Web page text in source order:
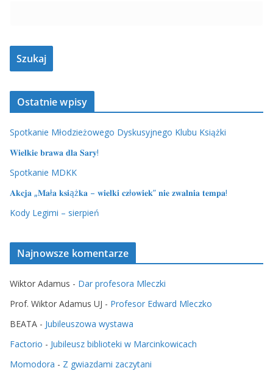
Ostatnie wpisy
Spotkanie Młodzieżowego Dyskusyjnego Klubu Książki
𝐖𝐢𝐞𝐥𝐤𝐢𝐞 𝐛𝐫𝐚𝐰𝐚 𝐝𝐥𝐚 𝐒𝐚𝐫𝐲!
Spotkanie MDKK
𝐀𝐤𝐜𝐣𝐚 „𝐌𝐚ł𝐚 𝐤𝐬𝐢ąż𝐤𝐚 – 𝐰𝐢𝐞𝐥𝐤𝐢 𝐜𝐳ł𝐨𝐰𝐢𝐞𝐤” 𝐧𝐢𝐞 𝐳𝐰𝐚𝐥𝐧𝐢𝐚 𝐭𝐞𝐦𝐩𝐚!
Kody Legimi – sierpień
Najnowsze komentarze
Wiktor Adamus - Dar profesora Mleczki
Prof. Wiktor Adamus UJ - Profesor Edward Mleczko
BEATA - Jubileuszowa wystawa
Factorio - Jubileusz biblioteki w Marcinkowicach
Momodora - Z gwiazdami zaczytani